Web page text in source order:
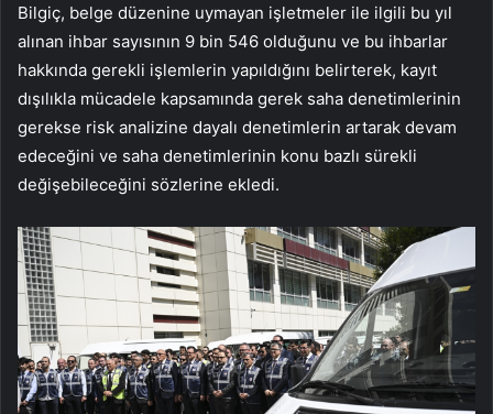
Bilgiç, belge düzenine uymayan işletmeler ile ilgili bu yıl
alınan ihbar sayısının 9 bin 546 olduğunu ve bu ihbarlar
hakkında gerekli işlemlerin yapıldığını belirterek, kayıt
dışılıkla mücadele kapsamında gerek saha denetimlerinin
gerekse risk analizine dayalı denetimlerin artarak devam
edeceğini ve saha denetimlerinin konu bazlı sürekli
değişebileceğini sözlerine ekledi.